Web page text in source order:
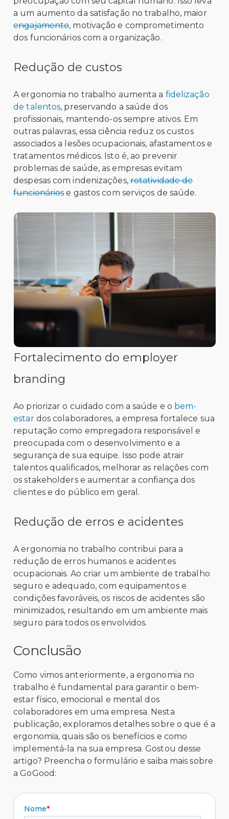
a um aumento da satisfação no trabalho, maior
engajamento, motivação e comprometimento
dos funcionários com a organização.
Redução de custos
A ergonomia no trabalho aumenta a fidelização
de talentos, preservando a saúde dos
profissionais, mantendo-os sempre ativos. Em
outras palavras, essa ciência reduz os custos
associados a lesões ocupacionais, afastamentos e
tratamentos médicos. Isto é, ao prevenir
problemas de saúde, as empresas evitam
despesas com indenizações,rotatividade de
funcionáriose gastos com serviços de saúde.
Fortalecimento do employer
branding
Ao priorizar o cuidado com a saúde e o bem-
estardos colaboradores, a empresa fortalece sua
reputação como empregadora responsável e
preocupada com o desenvolvimento e a
segurança de sua equipe. Isso pode atrair
talentos qualificados, melhorar as relações com
os stakeholders e aumentar a confiança dos
clientes e do público em geral.
Redução de erros e acidentes
A ergonomia no trabalho contribui para a
redução de erros humanos e acidentes
ocupacionais. Ao criar um ambiente de trabalho
seguro e adequado, com equipamentos e
condições favoráveis, os riscos de acidentes são
minimizados, resultando em um ambiente mais
seguro para todos os envolvidos.
Conclusão
Como vimos anteriormente, a ergonomia no
trabalho é fundamental para garantir o bem-
estar físico, emocional e mental dos
colaboradores em uma empresa. Nesta
publicação, exploramos detalhes sobre o que é a
ergonomia, quais são os benefícios e como
implementá-la na sua empresa. Gostou desse
artigo? Preencha o formulário e saiba mais sobre
a GoGood: